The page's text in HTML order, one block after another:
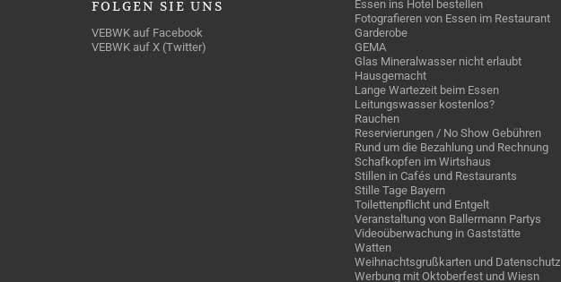
FOLGEN SIE UNS
VEBWK auf Facebook
VEBWK auf X (Twitter)
Essen ins Hotel bestellen
Fotografieren von Essen im Restaurant
Garderobe
GEMA
Glas Mineralwasser nicht erlaubt
Hausgemacht
Lange Wartezeit beim Essen
Leitungswasser kostenlos?
Rauchen
Reservierungen / No Show Gebühren
Rund um die Bezahlung und Rechnung
Schafkopfen im Wirtshaus
Stillen in Cafés und Restaurants
Stille Tage Bayern
Toilettenpflicht und Entgelt
Veranstaltung von Ballermann Partys
Videoüberwachung in Gaststätte
Watten
Weihnachtsgrußkarten und Datenschutz
Werbung mit Oktoberfest und Wiesn